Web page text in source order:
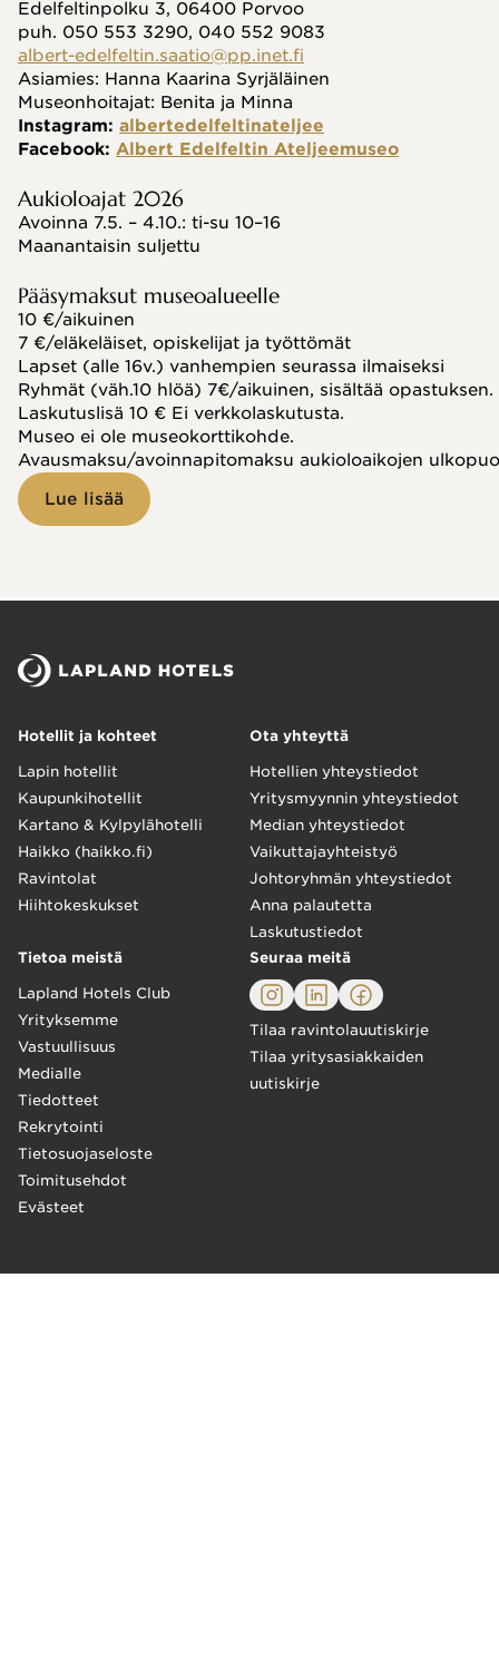
Edelfeltinpolku 3, 06400 Porvoo
puh. 050 553 3290, 040 552 9083
albert-edelfeltin.saatio@pp.inet.fi
Asiamies: Hanna Kaarina Syrjäläinen
Museonhoitajat: Benita ja Minna
Instagram: albertedelfeltinateljee
Facebook: Albert Edelfeltin Ateljeemuseo
Aukioloajat 2026
Avoinna 7.5. – 4.10.: ti-su 10–16
Maanantaisin suljettu
Pääsymaksut museoalueelle
10 €/aikuinen
7 €/eläkeläiset, opiskelijat ja työttömät
Lapset (alle 16v.) vanhempien seurassa ilmaiseksi
Ryhmät (väh.10 hlöä) 7€/aikuinen, sisältää
Laskutuslisä 10 € Ei verkkolaskutusta.
Museo ei ole museokorttikohde.
Avausmaksu/avoinnapitomaksu aukioloaikojen
Lue lisää
Hotellit ja kohteet
Lapin hotellit
Kaupunkihotellit
Kartano & Kylpylähotelli
Haikko (haikko.fi)
Ravintolat
Hiihtokeskukset
Ota yhteyttä
Hotellien yhteystiedot
Yritysmyynnin yhteystiedot
Median yhteystiedot
Vaikuttajayhteistyö
Johtoryhmän yhteystiedot
Anna palautetta
Laskutustiedot
Tietoa meistä
Lapland Hotels Club
Yrityksemme
Vastuullisuus
Medialle
Tiedotteet
Rekrytointi
Tietosuojaseloste
Toimitusehdot
Evästeet
Seuraa meitä
Tilaa ravintolauutiskirje
Tilaa yritysasiakkaiden
uutiskirje